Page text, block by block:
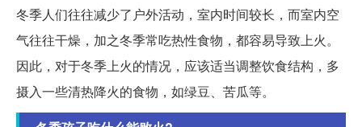
冬季人们往往减少了户外活动，室内时间较长，而室内空
气往往干燥，加之冬季常吃热性食物，都容易导致上火。
因此，对于冬季上火的情况，应该适当调整饮食结构，多
摄入一些清热降火的食物，如绿豆、苦瓜等。